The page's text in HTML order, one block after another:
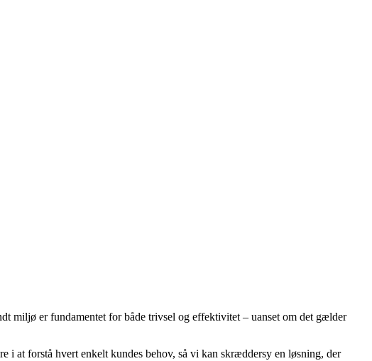
miljø er fundamentet for både trivsel og effektivitet – uanset om det gælder
i at forstå hvert enkelt kundes behov, så vi kan skræddersy en løsning, der